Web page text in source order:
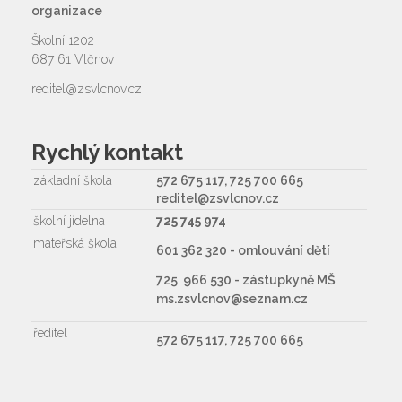
organizace
Školní 1202
687 61 Vlčnov
reditel@zsvlcnov.cz
Rychlý kontakt
základní škola
572 675 117, 725 700 665
reditel@zsvlcnov.cz
školní jídelna
725 745 974
mateřská škola
601 362 320 - omlouvání dětí
725 966 530 - zástupkyně MŠ
ms.zsvlcnov@seznam.cz
ředitel 572 675 117, 725 700 665